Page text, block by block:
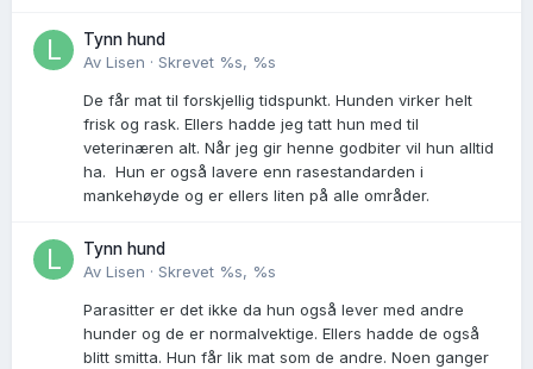
Tynn hund
Av Lisen · Skrevet %s, %s
De får mat til forskjellig tidspunkt. Hunden virker helt
frisk og rask. Ellers hadde jeg tatt hun med til
veterinæren alt. Når jeg gir henne godbiter vil hun alltid
ha. Hun er også lavere enn rasestandarden i
mankehøyde og er ellers liten på alle områder.
Tynn hund
Av Lisen · Skrevet %s, %s
Parasitter er det ikke da hun også lever med andre
hunder og de er normalvektige. Ellers hadde de også
blitt smitta. Hun får lik mat som de andre. Noen ganger